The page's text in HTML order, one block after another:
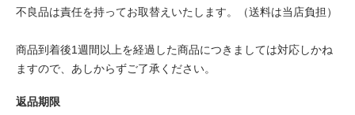
不良品は責任を持ってお取替えいたします。（送料は当店負担）
商品到着後1週間以上を経過した商品につきましては対応しかね
ますので、あしからずご了承ください。
返品期限